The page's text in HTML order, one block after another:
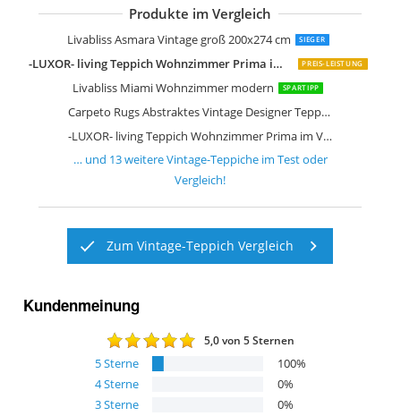
Produkte im Vergleich
Livabliss Asmara Vintage groß 200x274 cm SIEGER
-LUXOR- living Teppich Wohnzimmer Prima im Vintage Design PREIS-LEISTUNG
Livabliss Miami Wohnzimmer modern SPARTIPP
Carpeto Rugs Abstraktes Vintage Designer Teppich
-LUXOR- living Teppich Wohnzimmer Prima im Vintage Design
Loberon Teppich Lortet Vintage-Look
Loberon Teppich Louvarie
Loberon Teppich Delpheer
Surya Tampa Vintage Teppich
Loberon Teppich Daryush
Safavieh Vintage Inspirierter Teppich
Safavieh Wohnzimmer Teppich
… und 13weitereVintage-Teppicheim Test oder
Vergleich!
Zum Vintage-Teppich Vergleich
Kundenmeinung
5,0von 5 Sternen
5Sterne 100%
4Sterne 0%
3Sterne 0%